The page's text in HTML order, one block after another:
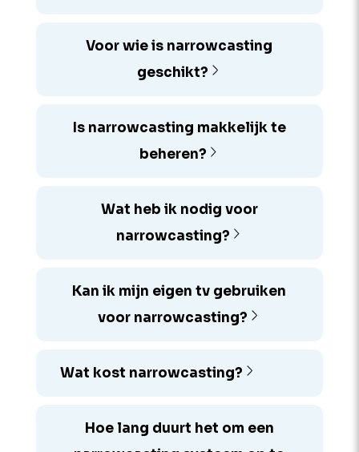
Voor wie is narrowcasting
geschikt?
Is narrowcasting makkelijk te
beheren?
Wat heb ik nodig voor
narrowcasting?
Kan ik mijn eigen tv gebruiken
voor narrowcasting?
Wat kost narrowcasting?
Hoe lang duurt het om een